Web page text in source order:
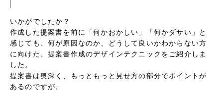
いかがでしたか？
作成した提案書を前に「何かおかしい」「何かダサい」と
感じても、何が原因なのか、どうして良いかわからない方
に向けた、提案書作成のデザインテクニックをご紹介しま
した。
提案書は奥深く、もっともっと見せ方の部分でポイントが
あるのですが、